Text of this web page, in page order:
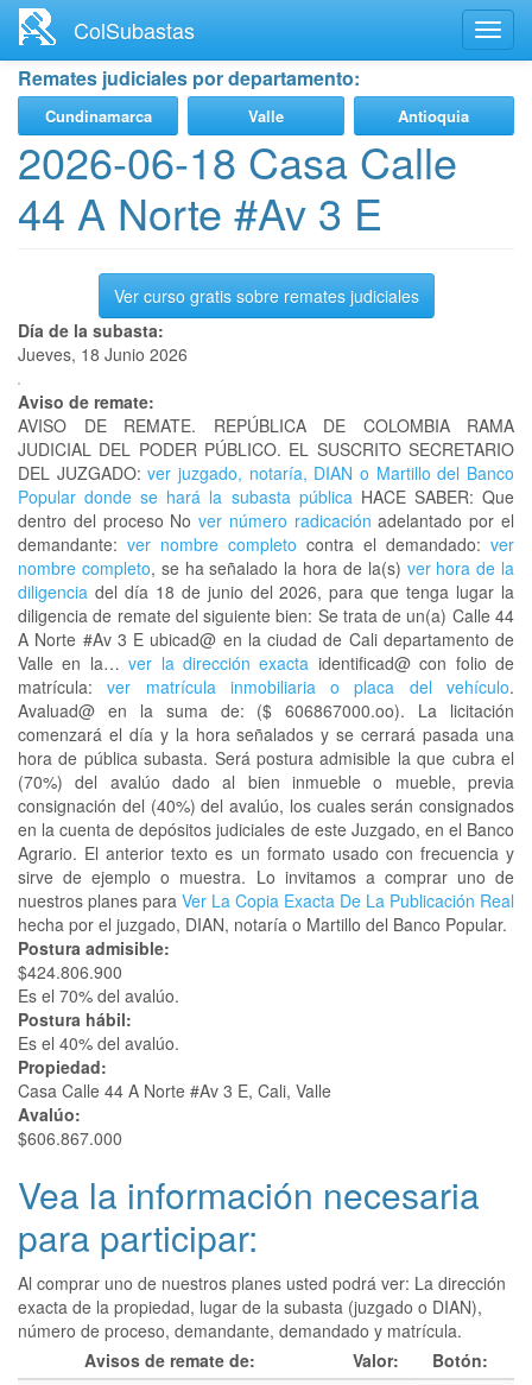
contenido
principal
ColSubastas
Remates judiciales por departamento:
Cundinamarca Valle Antioquia
2026-06-18 Casa Calle
44 A Norte #Av 3 E
Ver curso gratis sobre remates judiciales
Día de la subasta:
Jueves, 18 Junio 2026
Aviso de remate:
AVISO DE REMATE. REPÚBLICA DE COLOMBIA RAMA
JUDICIAL DEL PODER PÚBLICO. EL SUSCRITO SECRETARIO
DEL JUZGADO: ver juzgado, notaría, DIAN o Martillo del Banco
Popular donde se hará la subasta públicaHACE SABER: Que
dentro del proceso Nover número radicación adelantado por el
demandante: ver nombre completo contra el demandado: ver
nombre completo, se ha señalado la hora de la(s) ver hora de la
diligencia del día 18 de junio del 2026, para que tenga lugar la
diligencia de remate del siguiente bien: Se trata de un(a) Calle 44
A Norte #Av 3 E ubicad@ en la ciudad de Cali departamento de
Valle en la…ver la dirección exacta identificad@ con folio de
matrícula:ver matrícula inmobiliaria o placa del vehículo.
Avaluad@ en la suma de: ($ 606867000.oo). La licitación
comenzará el día y la hora señalados y se cerrará pasada una
hora de pública subasta. Será postura admisible la que cubra el
(70%) del avalúo dado al bien inmueble o mueble, previa
consignación del (40%) del avalúo, los cuales serán consignados
en la cuenta de depósitos judiciales de este Juzgado, en el Banco
Agrario. El anterior texto es un formato usado con frecuencia y
sirve de ejemplo o muestra. Lo invitamos a comprar uno de
nuestros planes para Ver La Copia Exacta De La Publicación Real
hecha por el juzgado, DIAN, notaría o Martillo del Banco Popular.
Postura admisible:
$424.806.900
Es el 70% del avalúo.
Postura hábil:
Es el 40% del avalúo.
Propiedad:
Casa Calle 44 A Norte #Av 3 E, Cali, Valle
Avalúo:
$606.867.000
Vea la información necesaria
para participar:
Al comprar uno de nuestros planes usted podrá ver: La dirección
exacta de la propiedad, lugar de la subasta (juzgado o DIAN),
número de proceso, demandante, demandado y matrícula.
Avisos de remate de:
Valor:
Botón: